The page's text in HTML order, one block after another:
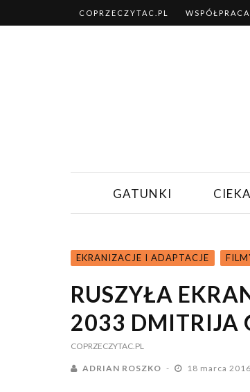
COPRZECZYTAC.PL WSPÓŁPRACA
GATUNKI
EKRANIZACJE I ADAPTACJE
RUSZYŁA
2033 DMITRIJA
COPRZECZYTAC.PL
ADRIAN ROSZKO 18 marca 2016